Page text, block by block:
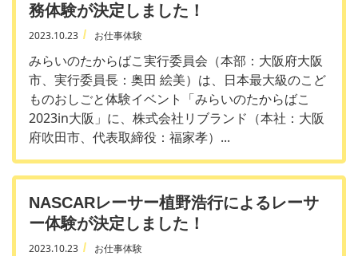
務体験が決定しました！
2023.10.23 お仕事体験
みらいのたからばこ実行委員会（本部：大阪府大阪
市、実行委員長：奥田 絵美）は、日本最大級のこど
ものおしごと体験イベント「みらいのたからばこ
2023in大阪」に、株式会社リブランド（本社：大阪
府吹田市、代表取締役：福家孝）...
NASCARレーサー植野浩行によるレーサ
ー体験が決定しました！
2023.10.23 お仕事体験